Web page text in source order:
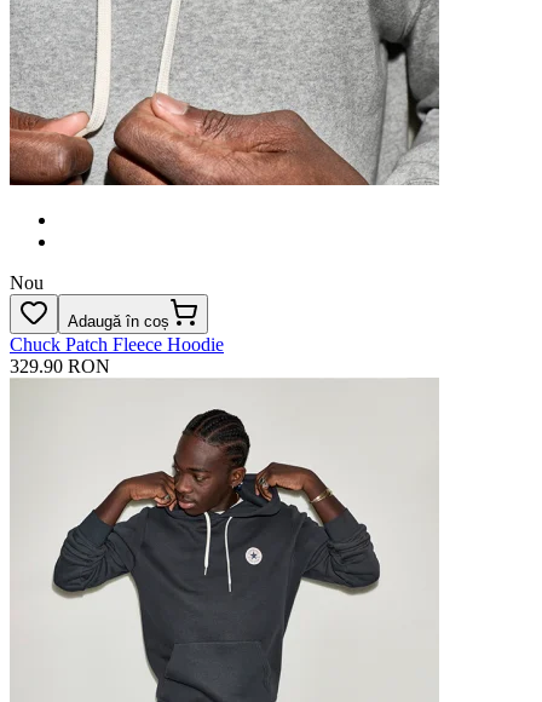
Nou
Adaugă în coș
Chuck Patch Fleece Hoodie
329.90 RON